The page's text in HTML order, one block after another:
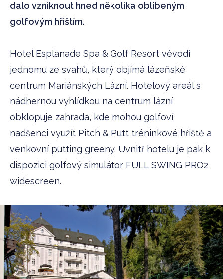
dalo vzniknout hned několika oblíbeným
golfovým hřištím.
Hotel Esplanade Spa & Golf Resort vévodí
jednomu ze svahů, který objímá lázeňské
centrum Mariánských Lázní. Hotelový areál s
nádhernou vyhlídkou na centrum lázní
obklopuje zahrada, kde mohou golfoví
nadšenci využít Pitch & Putt tréninkové hřiště a
venkovní putting greeny. Uvnitř hotelu je pak k
dispozici golfový simulátor FULL SWING PRO2
widescreen.